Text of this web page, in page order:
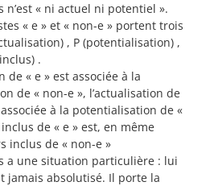
n’est « ni actuel ni potentiel ».
« e » et « non-e » portent trois
, P (potentialisation) ,
.
de « e » est associée à la
de « non-e », l’actualisation de
à la potentialisation de «
de « e » est, en même
inclus de « non-e »
a une situation particulière : lui
jamais absolutisé. Il porte la